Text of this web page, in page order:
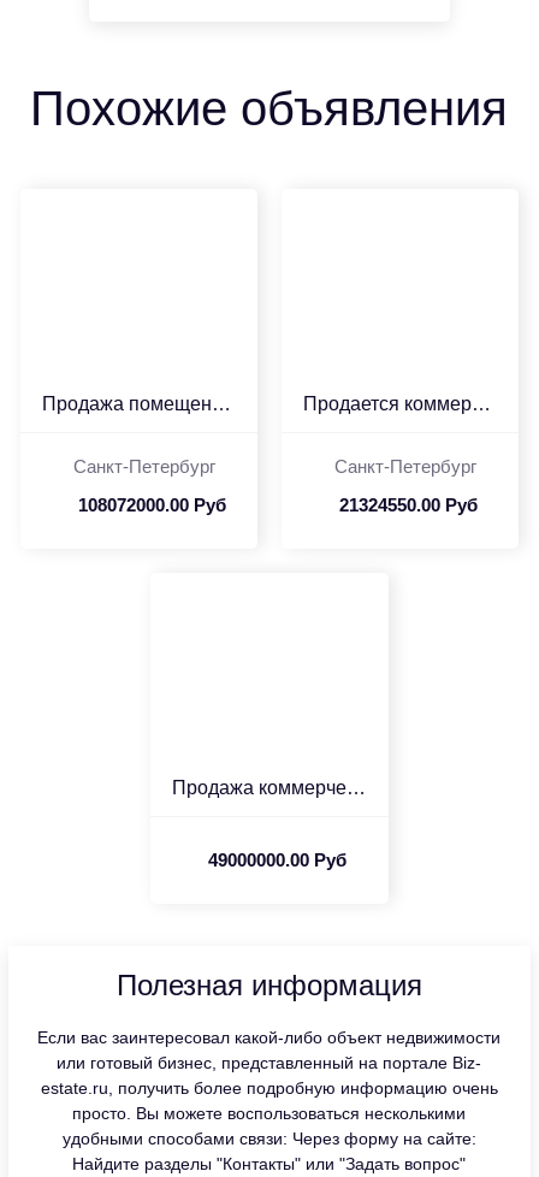
Похожие объявления
Продажа помещения в стр...
108072000.00 Руб
Санкт-Петербург
Продается коммерческое ...
21324550.00 Руб
Санкт-Петербург
Продажа коммерческого п...
49000000.00 Руб
Полезная информация
Если вас заинтересовал какой-либо объект недвижимости
или готовый бизнес, представленный на портале Biz-
estate.ru, получить более подробную информацию очень
просто. Вы можете воспользоваться несколькими
удобными способами связи: Через форму на сайте:
Найдите разделы "Контакты" или "Задать вопрос"